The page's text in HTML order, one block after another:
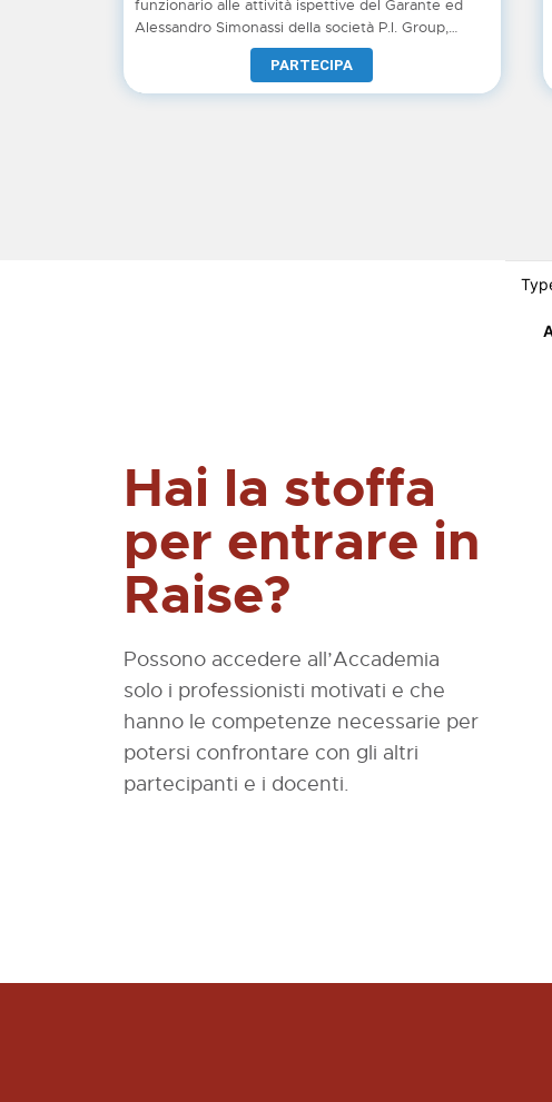
funzionario alle attività ispettive del Garante ed
Alessandro Simonassi della società P.I. Group,
consulente Certificato, parleremo delle attività
ispettive effettuate dal Garante, dei buoni
comportamenti da osservare.
PARTECIPA
Hai la stoffa
per entrare in
Raise?
Possono accedere all’Accademia
solo i professionisti motivati e che
hanno le competenze necessarie per
potersi confrontare con gli altri
partecipanti e i docenti.